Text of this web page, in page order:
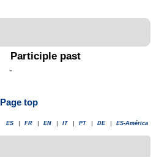
Participle past
-
Page top
ES FR EN IT PT DE ES-América